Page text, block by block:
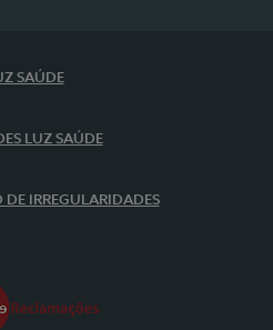
SAÚDE
LUZ SAÚDE
IRREGULARIDADES